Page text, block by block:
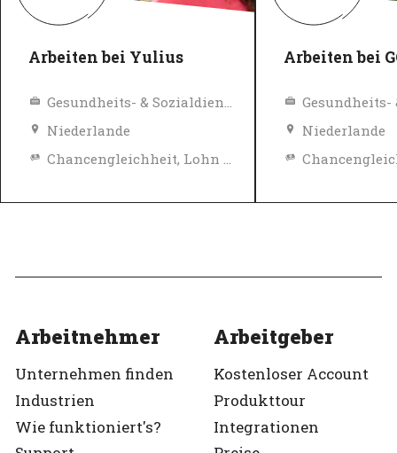
Arbeiten bei Yulius
Niederlande
Arbeiten bei
Niederlande
Arbeitnehmer
Unternehmen finden
Industrien
Wie funktioniert's?
Arbeitgeber
Kostenloser Account
Produkttour
Integrationen